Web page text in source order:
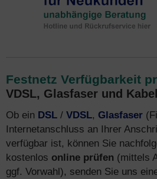
Festnetz Verfügbarkeit
VDSL, Glasfaser und Kabel
Ob ein DSL / VDSL, Glasfaser
Internetanschluss an Ihrer
verfügbar ist, können Sie
kostenlos online prüfen (mittels
ggf. Vorwahl), senden Sie uns